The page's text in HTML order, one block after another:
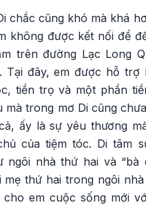
chắc cũng khó mà khá
không được kết nối để
trên đường Lạc Long
Tại đây, em được hỗ trợ
tiền trọ và một phần
mà trong mơ Di cũng
ấy là sự yêu thương
của tiệm tóc. Di tâm
ngôi nhà thứ hai và “bà
mẹ thứ hai trong ngôi
em cuộc sống mới